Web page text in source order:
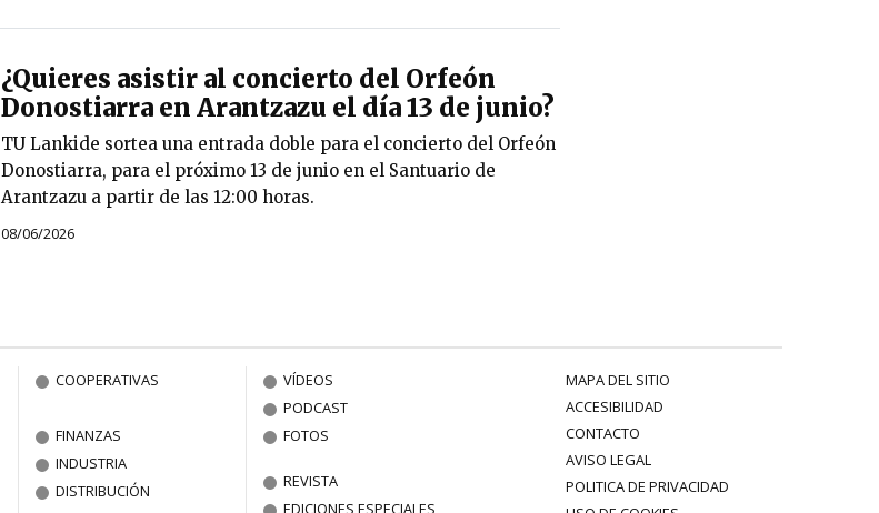
¿Quieres asistir al concierto del Orfeón
Donostiarra en Arantzazu el día 13 de junio?
TU Lankide sortea una entrada doble para el concierto del Orfeón
Donostiarra, para el próximo 13 de junio en el Santuario de
Arantzazu a partir de las 12:00 horas.
08/06/2026
COOPERATIVAS
FINANZAS
INDUSTRIA
DISTRIBUCIÓN
VÍDEOS
PODCAST
FOTOS
REVISTA
EDICIONES ESPECIALES
MAPA DEL SITIO
ACCESIBILIDAD
CONTACTO
AVISO LEGAL
POLITICA DE PRIVACIDAD